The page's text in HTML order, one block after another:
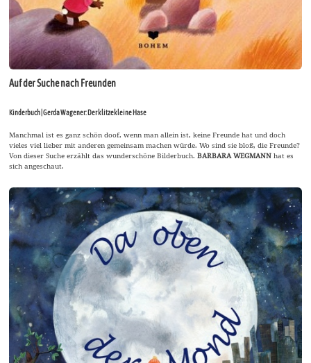
Auf der Suche nach Freunden
Kinderbuch | Gerda Wagener: Der klitzekleine Hase
Manchmal ist es ganz schön doof, wenn man allein ist, keine Freunde hat und doch
vieles viel lieber mit anderen gemeinsam machen würde. Wo sind sie bloß, die Freunde?
Von dieser Suche erzählt das wunderschöne Bilderbuch.BARBARA WEGMANNhat es
sich angeschaut.